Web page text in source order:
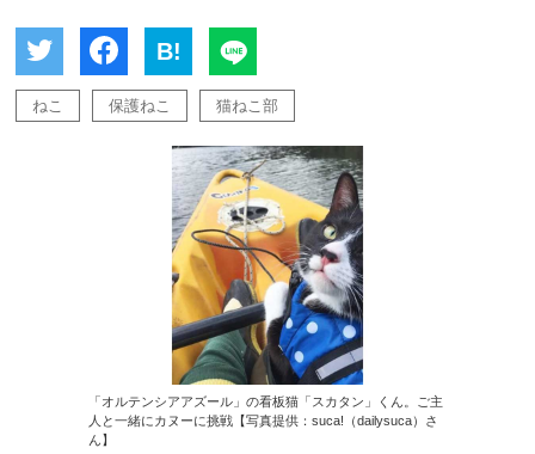
B!
ねこ 保護ねこ 猫ねこ部
「オルテンシアアズール」の看板猫「スカタン」くん。ご主
人と一緒にカヌーに挑戦【写真提供：suca!（dailysuca）さ
ん】